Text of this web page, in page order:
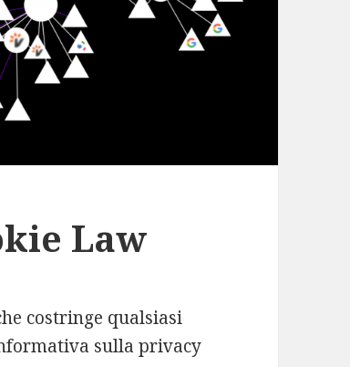
Law
costringe qualsiasi
sulla privacy